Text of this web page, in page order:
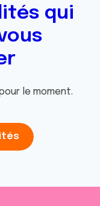
qui
le moment.